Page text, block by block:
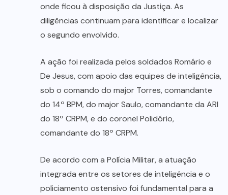
onde ficou à disposição da Justiça. As
diligências continuam para identificar e localizar
o segundo envolvido.
A ação foi realizada pelos soldados Romário e
De Jesus, com apoio das equipes de inteligência,
sob o comando do major Torres, comandante
do 14º BPM, do major Saulo, comandante da ARI
do 18º CRPM, e do coronel Polidório,
comandante do 18º CRPM.
De acordo com a Polícia Militar, a atuação
integrada entre os setores de inteligência e o
policiamento ostensivo foi fundamental para a